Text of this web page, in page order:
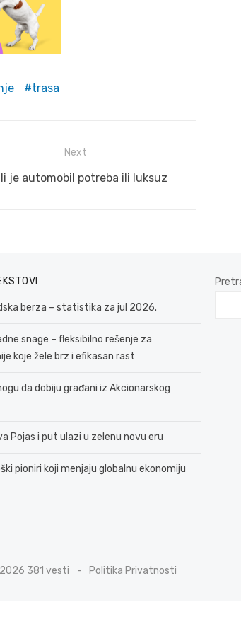
trasa
Next
li je automobil potreba ili luksuz
berza – statistika za jul 2026.
snage – fleksibilno rešenje za
koje žele brz i efikasan rast
da dobiju građani iz Akcionarskog
Pojas i put ulazi u zelenu novu eru
pioniri koji menjaju globalnu ekonomiju
381 vesti Politika Privatnosti